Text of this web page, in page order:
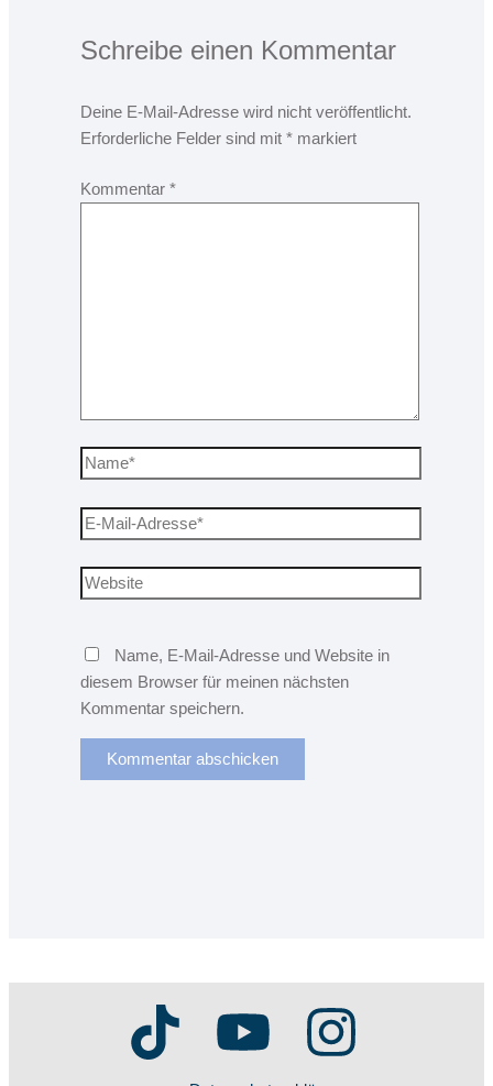
Schreibe einen Kommentar
Deine E-Mail-Adresse wird nicht veröffentlicht.
Erforderliche Felder sind mit * markiert
Kommentar *
Name, E-Mail-Adresse und Website in
diesem Browser für meinen nächsten
Kommentar speichern.